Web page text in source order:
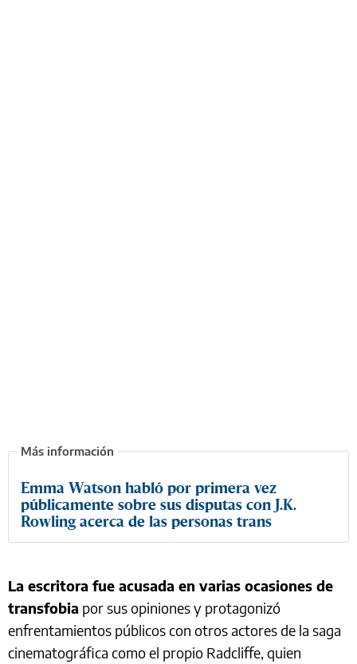
Emma Watson habló por primera vez
públicamente sobre sus disputas con J.K.
Rowling acerca de las personas trans
La escritora fue acusada en varias ocasiones de
transfobia por sus opiniones y protagonizó
enfrentamientos públicos con otros actores de la saga
cinematográfica como el propio Radcliffe, quien